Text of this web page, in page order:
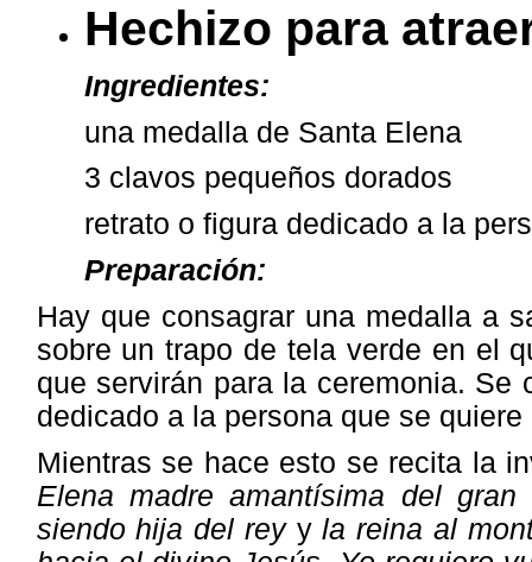
Hechizo para
Ingredientes:
una medalla de Santa Elena
3 clavos pequeños dorados
retrato o figura dedicado a la
Preparación:
Hay que consagrar una medalla a
sobre un trapo de tela verde en el
que servirán para la ceremonia.
dedicado a la persona que se quiere
Mientras se hace esto se recita la
Elena madre amantísima del
siendo hija del rey yla reina al